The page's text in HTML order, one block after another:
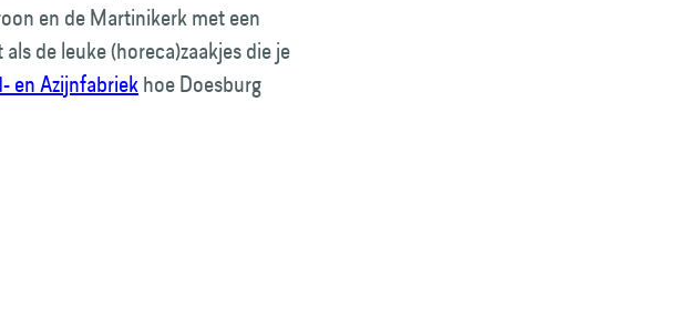
en de Martinikerk met een
de leuke (horeca)zaakjes die je
en Azijnfabriekhoe Doesburg